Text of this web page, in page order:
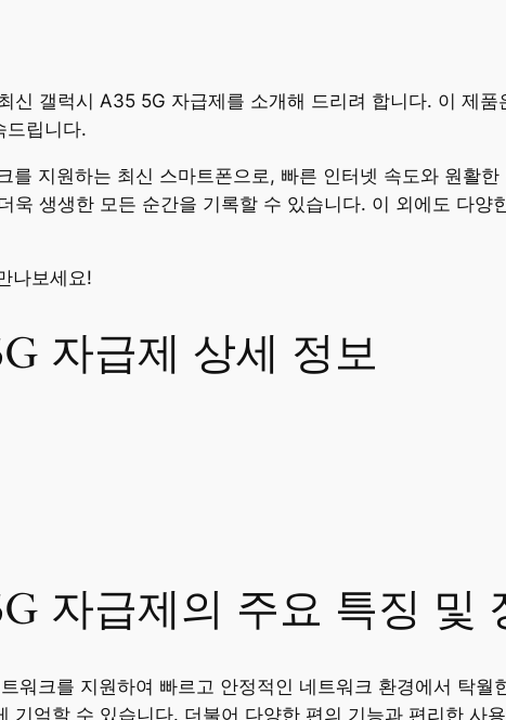
신 갤럭시 A35 5G 자급제를 소개해 드리려 합니다. 이 제
드립니다.
를 지원하는 최신 스마트폰으로, 빠른 인터넷 속도와 원활
욱 생생한 모든 순간을 기록할 수 있습니다. 이 외에도 다양
나보세요!
자급제 상세 정보
자급제의 주요 특징 및
워크를 지원하여 빠르고 안정적인 네트워크 환경에서 탁
기억할 수 있습니다. 더불어 다양한 편의 기능과 편리한 사